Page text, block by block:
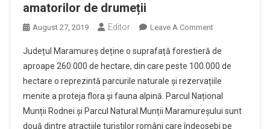
amatorilor de drumeții
August 27, 2019 Editor Leave A CommentOn
Naționale
Munții
Maramureșului
Și
Munții
Rodnei,
Județul Maramureș deține o suprafață forestieră de
aproape 260.000 de hectare, din care peste 100.000 de
hectare o reprezintă parcurile naturale și rezervațiile
menite a proteja flora și fauna alpină. Parcul Național
Munții Rodnei și Parcul Natural Munții Maramureșului sunt
două dintre atracțiile turiștilor români care îndeosebi pe